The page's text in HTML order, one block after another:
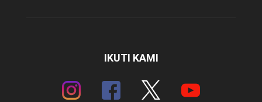
IKUTI KAMI